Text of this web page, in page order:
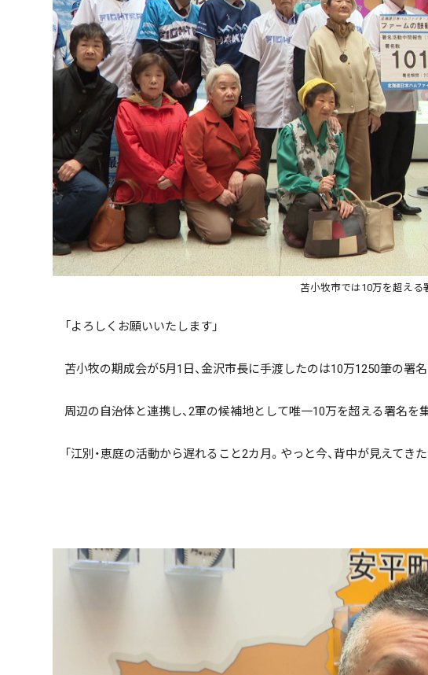
苫小牧市では10万を超える
「よろしくお願いいたします」
苫小牧の期成会が5月1日、金沢市長に手渡したのは10万1250筆の署名
周辺の自治体と連携し、2軍の候補地として唯一10万を超える署名を
「江別・恵庭の活動から遅れること2カ月。やっと今、背中が見えてきた~